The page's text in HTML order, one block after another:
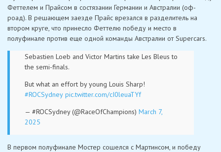
Феттелем и Прайсом в состязании Германии и Австралии (оф-
роад). В решающем заезде Прайс врезался в разделитель на
втором круге, что принесло Феттелю победу и место в
полуфинале против еще одной команды Австралии от Supercars.
Sebastien Loeb and Victor Martins take Les Bleus to
the semi-finals.
But what an effort by young Louis Sharp!
#ROCSydney pic.twitter.com/cI0leuaTYf
— #ROCSydney (@RaceOfChampions) March 7,
2025
В первом полуфинале Мостер сошелся с Мартинсом, и победу